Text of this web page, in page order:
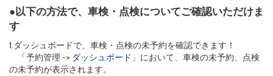
●以下の方法で、車検・点検についてご確認いただけま
す
1.ダッシュボードで、車検・点検の未予約を確認できます！
「予約管理 -> ダッシュボード 」において、車検の未予約、点検
の未予約が表示されます。